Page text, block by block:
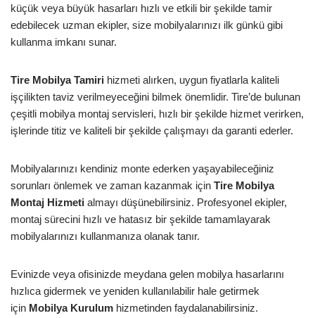
küçük veya büyük hasarları hızlı ve etkili bir şekilde tamir
edebilecek uzman ekipler, size mobilyalarınızı ilk günkü gibi
kullanma imkanı sunar.
Tire Mobilya Tamiri hizmeti alırken, uygun fiyatlarla kaliteli
işçilikten taviz verilmeyeceğini bilmek önemlidir. Tire’de bulunan
çeşitli mobilya montaj servisleri, hızlı bir şekilde hizmet verirken,
işlerinde titiz ve kaliteli bir şekilde çalışmayı da garanti ederler.
Mobilyalarınızı kendiniz monte ederken yaşayabileceğiniz
sorunları önlemek ve zaman kazanmak için Tire Mobilya
Montaj Hizmeti almayı düşünebilirsiniz. Profesyonel ekipler,
montaj sürecini hızlı ve hatasız bir şekilde tamamlayarak
mobilyalarınızı kullanmanıza olanak tanır.
Evinizde veya ofisinizde meydana gelen mobilya hasarlarını
hızlıca gidermek ve yeniden kullanılabilir hale getirmek
için Mobilya Kurulum hizmetinden faydalanabilirsiniz.